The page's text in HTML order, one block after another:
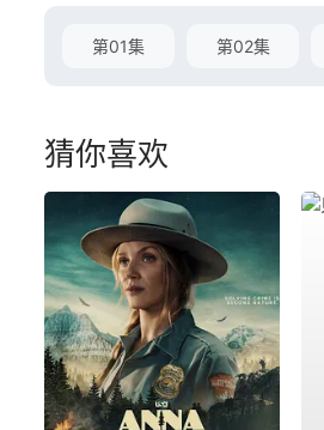
第01集 第02集
猜你喜欢